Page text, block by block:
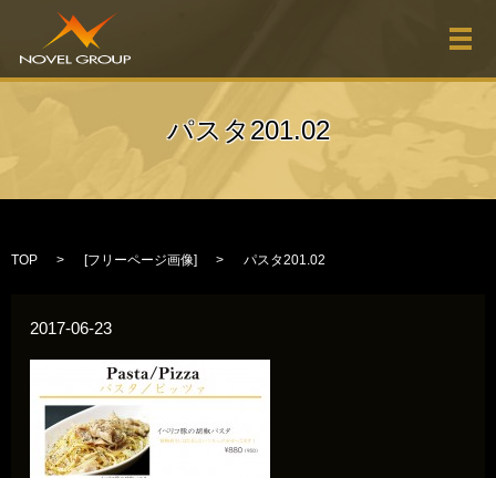
メ
パスタ201.02
TOP [フリーページ画像] パスタ201.02
2017-06-23